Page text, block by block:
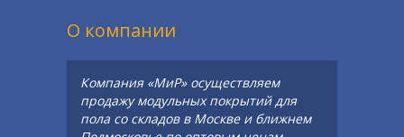
О компании
Компания «МиР» осуществляем
продажу модульных покрытий для
пола со складов в Москве и ближнем